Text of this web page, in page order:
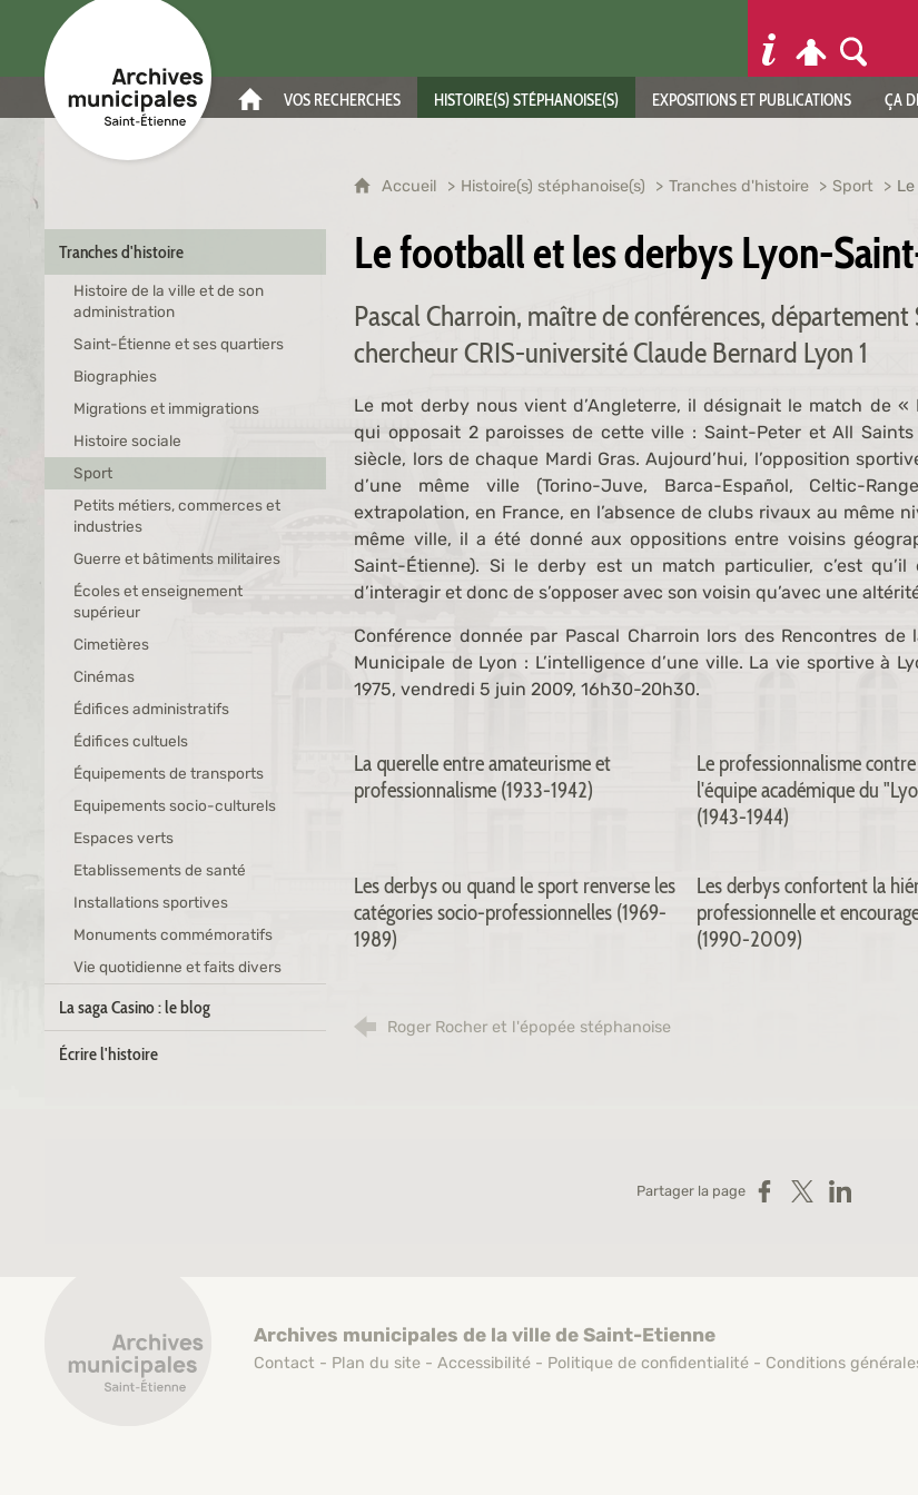
Archives municipales de Saint-Étienne
ACCUEIL
VOS RECHERCHES HISTOIRE(S) STÉPHANOISE(S) EXPOSITIONS ET PUBLICATIONS ÇA
Tranches d'histoire
Histoire de la ville et de son
administration
Saint-Étienne et ses quartiers
Biographies
Migrations et immigrations
Histoire sociale
Sport
Petits métiers, commerces et
industries
Guerre et bâtiments militaires
Écoles et enseignement
supérieur
Cimetières
Cinémas
Édifices administratifs
Édifices cultuels
Équipements de transports
Equipements socio-culturels
Espaces verts
Etablissements de santé
Installations sportives
Monuments commémoratifs
Vie quotidienne et faits divers
La saga Casino : le blog
Écrire l'histoire
Accueil Histoire(s) stéphanoise(s) Tranches d'histoire Sport
Le football et les derbys Lyon-
Pascal Charroin, maître de conférences,
chercheur CRIS-université Claude Bernard Lyon 1
Le mot derby nous vient d’Angleterre, il désignait le match de «
qui opposait 2 paroisses de cette ville : Saint-Peter et All Saints
siècle, lors de chaque Mardi Gras. Aujourd’hui, l’opposition
d’une même ville (Torino-Juve, Barca-Español, Celtic-
extrapolation, en France, en l’absence de clubs rivaux au même
même ville, il a été donné aux oppositions entre voisins
Saint-Étienne). Si le derby est un match particulier, c’est
d’interagir et donc de s’opposer avec son voisin qu’avec une
Conférence donnée par Pascal Charroin lors des Rencontres de
Municipale de Lyon : L’intelligence d’une ville. La vie sportive à
1975, vendredi 5 juin 2009, 16h30-20h30.
La querelle entre amateurisme et
professionnalisme (1933-1942)
Le professionnalisme
l'équipe académique du
(1943-1944)
Les derbys ou quand le sport renverse les
catégories socio-professionnelles (1969-
1989)
Les derbys confortent la
professionnelle et
(1990-2009)
Roger Rocher et l'épopée stéphanoise
Partager la page Partager sur Facebook
Partager sur X
Partager sur
Archives municipales de la ville de Saint-Etienne
Contact - Plan du site -Accessibilité - Politique de confidentialité - Conditions